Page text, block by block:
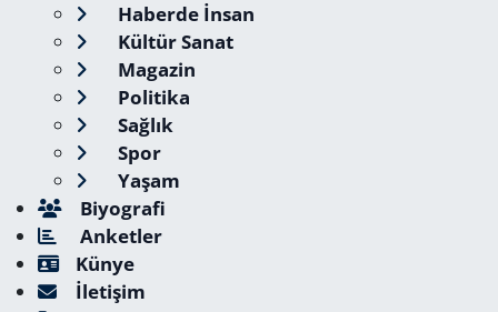
Haberde İnsan
Kültür Sanat
Magazin
Politika
Sağlık
Spor
Yaşam
Biyografi
Anketler
Künye
İletişim